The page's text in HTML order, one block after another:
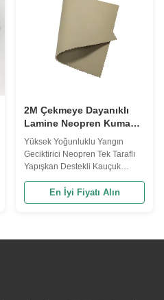
2M Çekmeye Dayanıklı
Lamine Neopren Kumaş
Levha Yüksek
Yoğunluklu
Yüksek Yoğunluklu Yangın
Geciktirici Neopren Tek Taraflı
Yapışkan Destekli Kauçuk
Siyah köpük kauçuk levhaların
özellikleri Malzeme CR
Uzunluk 2M veya 10M - 50M
En İyi Fiyatı Alın